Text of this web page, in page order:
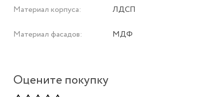
Оцените покупку
Материал корпуса: ЛДСП
Материал фасадов: МДФ